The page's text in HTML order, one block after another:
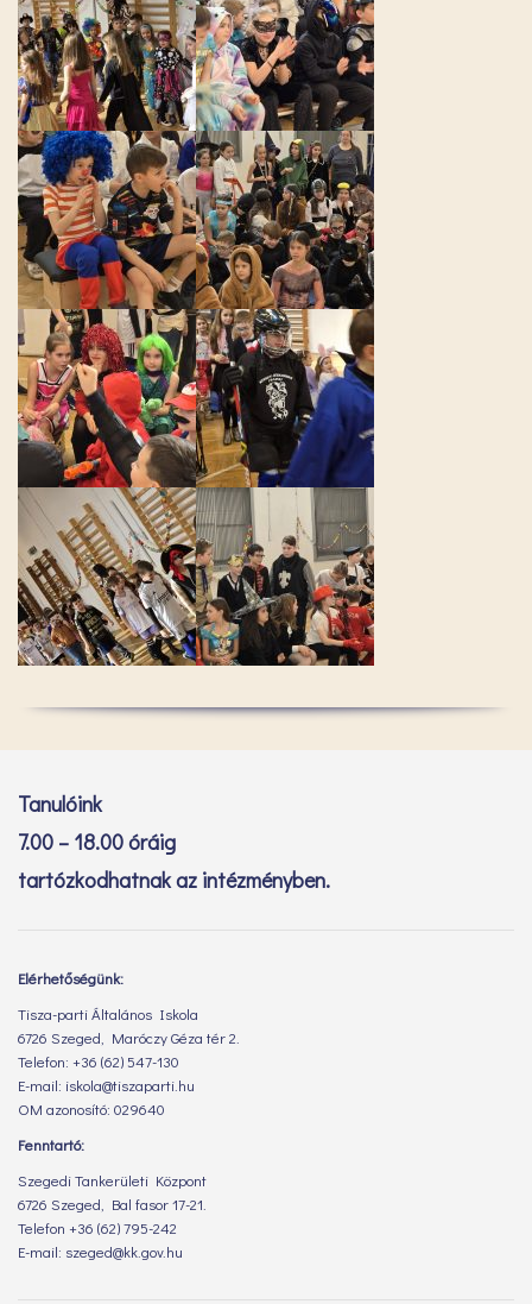
Tanulóink
7.00 – 18.00 óráig
tartózkodhatnak az intézményben.
Elérhetőségünk:
Tisza-parti Általános Iskola
6726 Szeged, Maróczy Géza tér 2.
Telefon: +36 (62) 547-130
E-mail: iskola@tiszaparti.hu
OM azonosító: 029640
Fenntartó:
Szegedi Tankerületi Központ
6726 Szeged, Bal fasor 17-21.
Telefon +36 (62) 795-242
E-mail: szeged@kk.gov.hu